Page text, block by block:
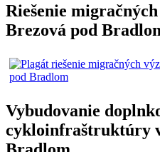
Riešenie
Brezová pod
Vybudovanie
cykloinfraštruktúry